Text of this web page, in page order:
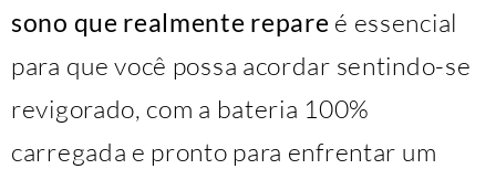
sono que realmente repare é essencial
para que você possa acordar sentindo-se
revigorado, com a bateria 100%
carregada e pronto para enfrentar um